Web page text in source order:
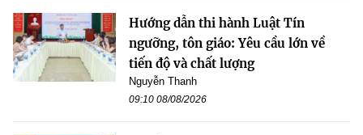
Hướng dẫn thi hành Luật Tín
ngưỡng, tôn giáo: Yêu cầu lớn về
tiến độ và chất lượng
Nguyễn Thanh
09:10 08/08/2026